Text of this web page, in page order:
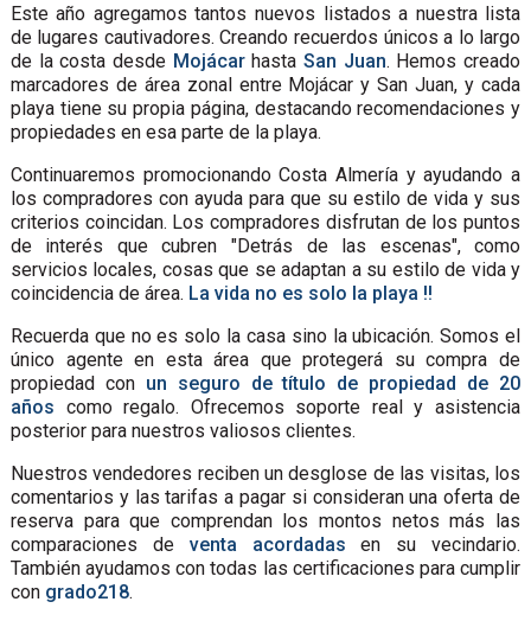
Este año agregamos tantos nuevos listados a nuestra lista
de lugares cautivadores. Creando recuerdos únicos a lo largo
de la costa desde MojácarhastaSan Juan. Hemos creado
marcadores de área zonal entre Mojácar y San Juan, y cada
playa tiene su propia página, destacando recomendaciones y
propiedades en esa parte de la playa.
Continuaremos promocionando Costa Almería y ayudando a
los compradores con ayuda para que su estilo de vida y sus
criterios coincidan. Los compradores disfrutan de los puntos
de interés que cubren "Detrás de las escenas", como
servicios locales, cosas que se adaptan a su estilo de vida y
coincidencia de área. La vida no es solo la playa !!
Recuerda que no es solo la casa sino la ubicación. Somos el
único agente en esta área que protegerá su compra de
propiedad con un seguro de título de propiedad de 20
años como regalo. Ofrecemos soporte real y asistencia
posterior para nuestros valiosos clientes.
Nuestros vendedores reciben un desglose de las visitas, los
comentarios y las tarifas a pagar si consideran una oferta de
reserva para que comprendan los montos netos más las
comparaciones de venta acordadas en su vecindario.
También ayudamos con todas las certificaciones para cumplir
con grado218.